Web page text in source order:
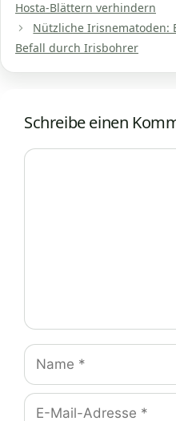
Hosta-Blättern verhindern
Nützliche Irisnematoden:
Befall durch Irisbohrer
Schreibe einen
Kommentar
Name
E-